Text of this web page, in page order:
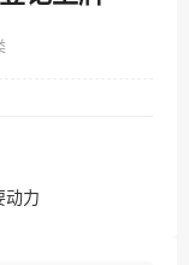
动力